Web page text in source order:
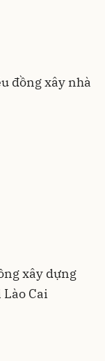
đồng xây nhà
xây dựng
Cai